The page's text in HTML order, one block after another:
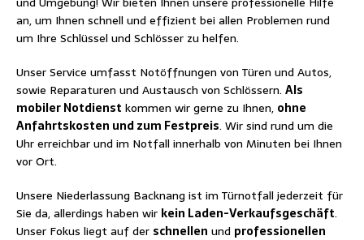
an, um Ihnen schnell und effizient bei allen Problemen rund
um Ihre Schlüssel und Schlösser zu helfen.
Unser Service umfasst Notöffnungen von Türen und Autos,
sowie Reparaturen und Austausch von Schlössern. Als
mobiler Notdienst kommen wir gerne zu Ihnen, ohne
Anfahrtskosten und zum Festpreis. Wir sind rund um die
Uhr erreichbar und im Notfall innerhalb von Minuten bei Ihnen
vor Ort.
Unsere Niederlassung Backnang ist im Türnotfall jederzeit für
Sie da, allerdings haben wir kein Laden-Verkaufsgeschäft.
Unser Fokus liegt auf der schnellen und professionellen